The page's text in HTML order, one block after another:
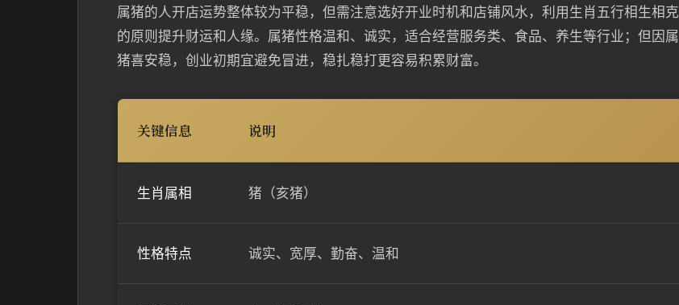
属猪的人开店运势整体较为平稳，但需注意选好开业时机和店铺风水，利用生肖五行相生相克
的原则提升财运和人缘。属猪性格温和、诚实，适合经营服务类、食品、养生等行业；但因属
猪喜安稳，创业初期宜避免冒进，稳扎稳打更容易积累财富。
关键信息 说明
生肖属相 猪（亥猪）
性格特点 诚实、宽厚、勤奋、温和